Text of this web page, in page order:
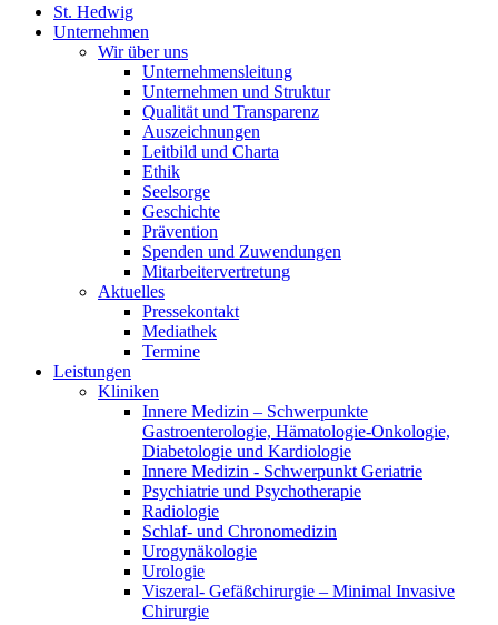
St. Hedwig
Unternehmen
Wir über uns
Unternehmensleitung
Unternehmen und Struktur
Qualität und Transparenz
Auszeichnungen
Leitbild und Charta
Ethik
Seelsorge
Geschichte
Prävention
Spenden und Zuwendungen
Mitarbeitervertretung
Aktuelles
Pressekontakt
Mediathek
Termine
Leistungen
Kliniken
Innere Medizin – Schwerpunkte
Gastroenterologie, Hämatologie-Onkologie,
Diabetologie und Kardiologie
Innere Medizin - Schwerpunkt Geriatrie
Psychiatrie und Psychotherapie
Radiologie
Schlaf- und Chronomedizin
Urogynäkologie
Urologie
Viszeral- Gefäßchirurgie – Minimal Invasive
Chirurgie